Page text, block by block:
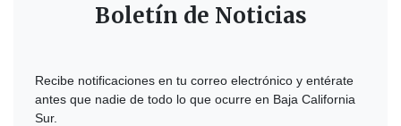
Boletín de Noticias
Recibe notificaciones en tu correo electrónico y entérate
antes que nadie de todo lo que ocurre en Baja California
Sur.